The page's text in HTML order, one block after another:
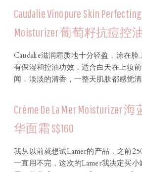
Caudalie Vinopure Skin
Moisturizer 葡萄籽抗痘控
Caudalie滋润霜质地十分轻盈，涂在脸
有保湿和控油功效，适合白天在上妆
闻，淡淡的清香，一整天肌肤都感觉清
Crème De La Mer
华面霜 S$160
我从以前就想试Lamer的产品，之前
一直用不完，这次的Lamer我决定买